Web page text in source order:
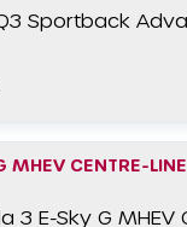
MHEV CENTRE-LINE